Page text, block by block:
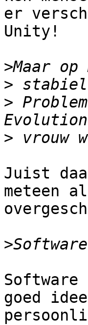
er
Unity!
>
>
>
>
Juist
meteen
>
goed